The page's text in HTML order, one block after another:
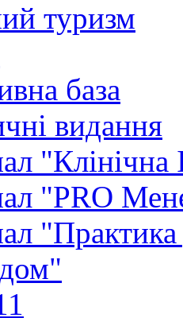
туризм
база
видання
"Клінічна
"PRO
"Практика